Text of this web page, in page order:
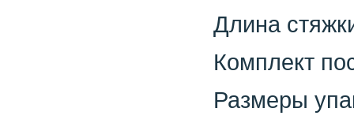
Длина
Комплект
Размеры